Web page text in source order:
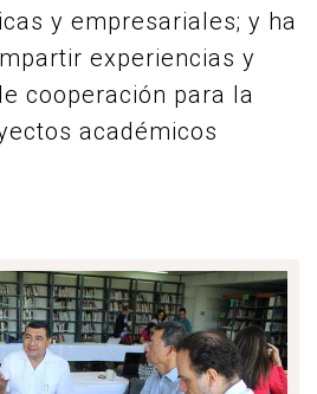
y empresariales; y ha
experiencias y
cooperación para la
académicos